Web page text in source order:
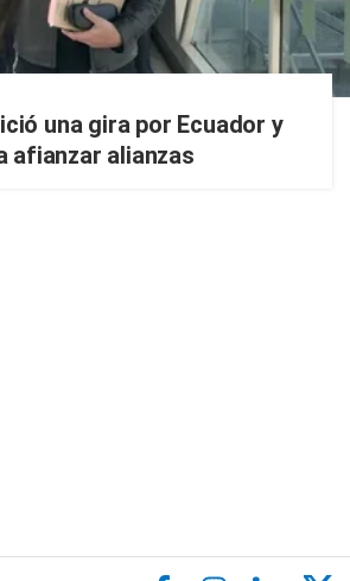
una gira por Ecuador y
afianzar alianzas